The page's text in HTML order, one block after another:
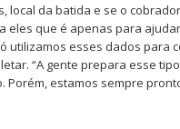
local da batida e se o
eles que é apenas para
utilizamos esses dados para
“A gente prepara esse
Porém, estamos sempre